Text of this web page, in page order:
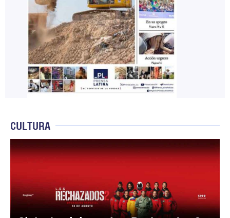
CULTURA